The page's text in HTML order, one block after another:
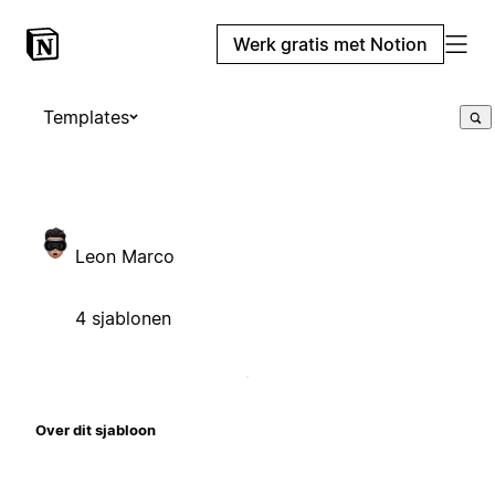
Werk gratis met Notion
Templates
Leon Marco
4 sjablonen
Over dit sjabloon